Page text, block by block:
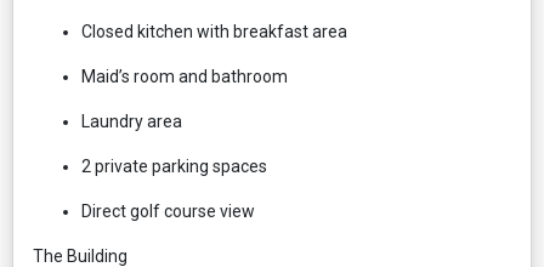
Closed kitchen with breakfast area
Maid’s room and bathroom
Laundry area
2 private parking spaces
Direct golf course view
The Building